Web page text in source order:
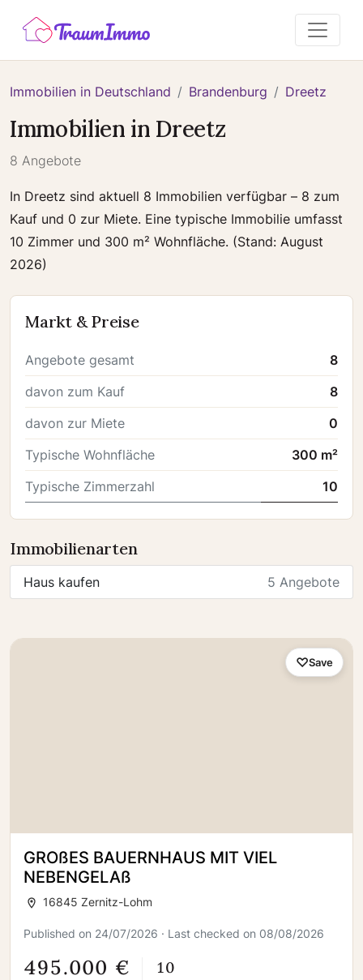
Immobilien in Deutschland Brandenburg Dreetz
Immobilien in Dreetz
8 Angebote
In Dreetz sind aktuell 8 Immobilien verfügbar – 8 zum
Kauf und 0 zur Miete. Eine typische Immobilie umfasst
10 Zimmer und 300 m² Wohnfläche. (Stand: August
2026)
Markt & Preise
Angebote gesamt
8
davon zum Kauf
8
davon zur Miete
0
Typische Wohnfläche
300 m²
Typische Zimmerzahl
10
Immobilienarten
Haus kaufen 5 Angebote
GROßES BAUERNHAUS MIT VIEL
NEBENGELAß
16845 Zernitz-Lohm
Published on 24/07/2026 · Last checked on 08/08/2026
495.000 € 10
Save